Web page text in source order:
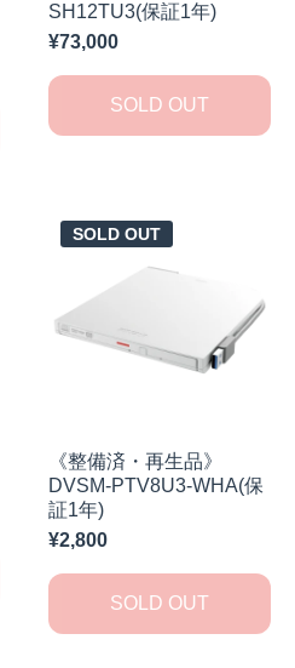
SH12TU3(保証1年)
¥73,000
SOLD OUT
SOLD OUT
《整備済・再生品》
DVSM-PTV8U3-WHA(保
証1年)
¥2,800
SOLD OUT